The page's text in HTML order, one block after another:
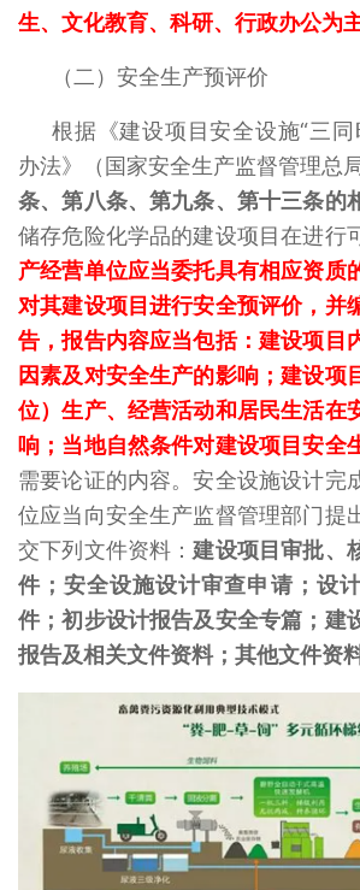
生、文化教育、科研、行政办公为
（二）安全生产预评价
根据《建设项目安全设施“三
办法》（国家安全生产监督管理总
条、第八条、第九条、第十三条的
储存危险化学品的建设项目在进行
产经营单位应当委托具有相应资质
对其建设项目进行安全预评价，并
告，报告内容应当包括：建设项目
因素及对安全生产的影响；建设项
位）生产、经营活动和居民生活在
响；当地自然条件对建设项目安全
需要论证的内容。安全设施设计完
位应当向安全生产监督管理部门提
交下列文件资料：建设项目审批、
件；安全设施设计审查申请；设
件；初步设计报告及安全专篇；建
报告及相关文件资料；其他文件资料